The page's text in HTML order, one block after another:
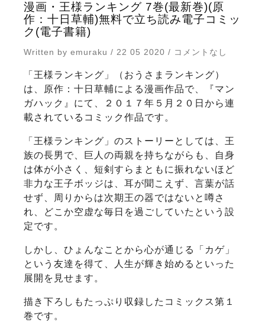
漫画・王様ランキング 7巻(最新巻)(原
作：十日草輔)無料で立ち読み電子コミッ
ク(電子書籍)
Written by emuraku / 22 05 2020 / コメントなし
「王様ランキング」（おうさまランキング）
は、原作：十日草輔による漫画作品で、『マン
ガハック』にて、２０１７年５月２０日から連
載されているコミック作品です。
「王様ランキング」のストーリーとしては、王
族の長男で、巨人の両親を持ちながらも、自身
は体が小さく、短剣すらまともに振れないほど
非力な王子ボッジは、耳が聞こえず、言葉が話
せず、周りからは次期王の器ではないと噂さ
れ、どこか空虚な毎日を過ごしていたという設
定です。
しかし、ひょんなことから心が通じる「カゲ」
という友達を得て、人生が輝き始めるといった
展開を見せます。
描き下ろしもたっぷり収録したコミックス第１
巻です。